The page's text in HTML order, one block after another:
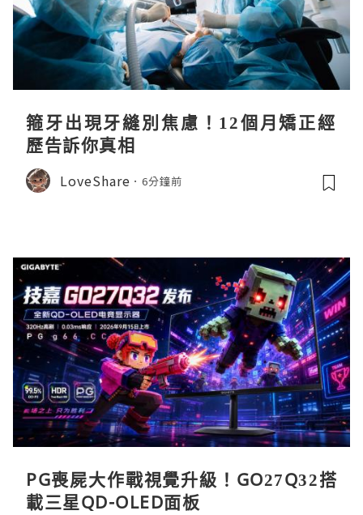
箍牙出現牙縫別焦慮！12個月矯正經
歷告訴你真相
LoveShare 6分鐘前
PG喪屍大作戰視覺升級！GO27Q32搭
載三星QD-OLED面板